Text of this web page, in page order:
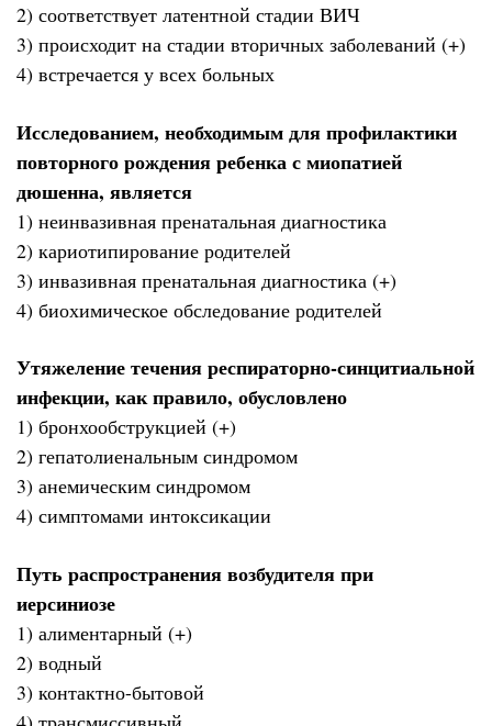
2) соответствует латентной стадии ВИЧ
3) происходит на стадии вторичных заболеваний (+)
4) встречается у всех больных
Исследованием, необходимым для профилактики
повторного рождения ребенка с миопатией
дюшенна, является
1) неинвазивная пренатальная диагностика
2) кариотипирование родителей
3) инвазивная пренатальная диагностика (+)
4) биохимическое обследование родителей
Утяжеление течения респираторно-синцитиальной
инфекции, как правило, обусловлено
1) бронхообструкцией (+)
2) гепатолиенальным синдромом
3) анемическим синдромом
4) симптомами интоксикации
Путь распространения возбудителя при
иерсиниозе
1) алиментарный (+)
2) водный
3) контактно-бытовой